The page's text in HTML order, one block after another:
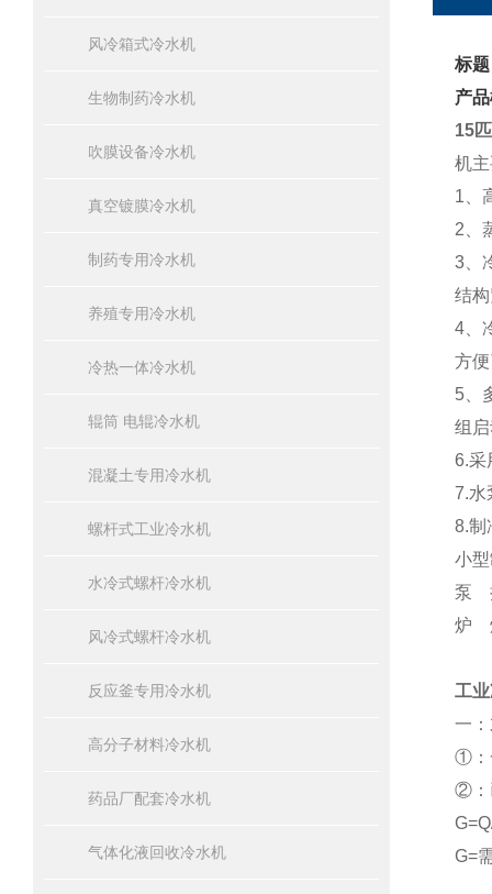
风冷箱式冷水机
生物制药冷水机
吹膜设备冷水机
真空镀膜冷水机
制药专用冷水机
养殖专用冷水机
冷热一体冷水机
辊筒 电辊冷水机
混凝土专用冷水机
螺杆式工业冷水机
水冷式螺杆冷水机
风冷式螺杆冷水机
反应釜专用冷水机
高分子材料冷水机
药品厂配套冷水机
气体化液回收冷水机
标
产
15
机
1、
2、
3、
结
4、
方
5、
组
6.采
7.水
8.制
小
泵
炉
工
一
①：
②：
G=